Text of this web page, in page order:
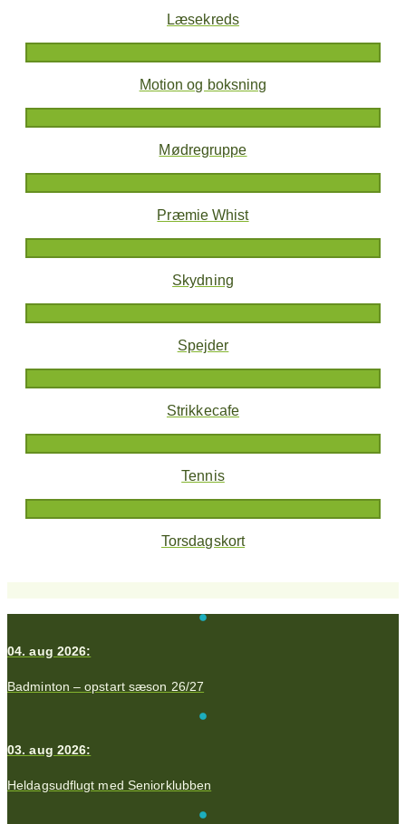
Læsekreds
Motion og boksning
Mødregruppe
Præmie Whist
Skydning
Spejder
Strikkecafe
Tennis
Torsdagskort
04. aug 2026:
Badminton – opstart sæson 26/27
03. aug 2026:
Heldagsudflugt med Seniorklubben